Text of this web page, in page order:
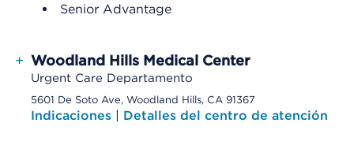
Senior Advantage
+ Woodland Hills Medical Center
Urgent Care Departamento
5601 De Soto Ave, Woodland Hills, CA 91367
Indicaciones | Detalles del centro de atención